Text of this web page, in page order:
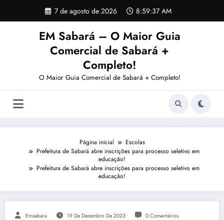
o
7 de agosto de 2026 8:59:37 AM
EM Sabará – O Maior Guia
Comercial de Sabará +
Completo!
O Maior Guia Comercial de Sabará + Completo!
Página inicial
Escolas
Prefeitura de Sabará abre inscrições para processo seletivo em
educação!
Prefeitura de Sabará abre inscrições para processo seletivo em
educação!
Emsabara 19 De Dezembro De 2023 0 Comentários